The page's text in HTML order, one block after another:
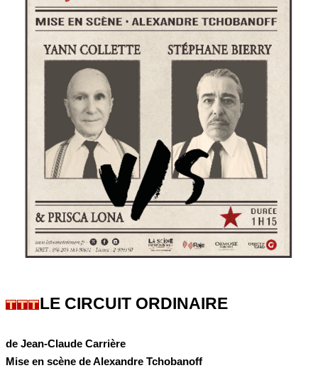
LE CIRCUIT ORDINAIRE
de Jean-Claude Carrière
Mise en scène de Alexandre Tchobanoff